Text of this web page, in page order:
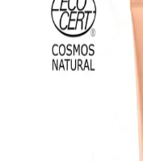
Akneye Eğilimli
Rehberi ve İpuçları
Akneye eğilimli ciltler
alışkanlıklarıyla sivilce ve
Kelebek Kese
İçin Doğal Temizlik